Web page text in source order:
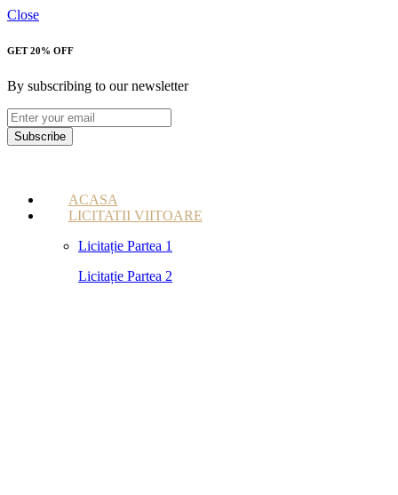
Close
GET 20% OFF
By subscribing to our newsletter
Subscribe
ACASA
LICITATII VIITOARE
Licitație Partea 1
Licitație Partea 2